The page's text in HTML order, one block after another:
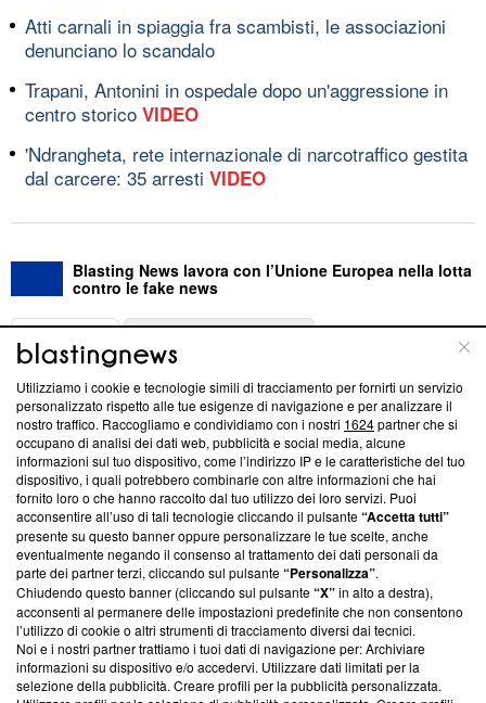
Atti carnali in spiaggia fra scambisti, le associazioni
denunciano lo scandalo
Trapani, Antonini in ospedale dopo un'aggressione in
centro storico VIDEO
'Ndrangheta, rete internazionale di narcotraffico gestita
dal carcere: 35 arresti VIDEO
Blasting News lavora con l’Unione Europea nella lotta
contro le fake news
ABOUT
Questa sezione offre informazioni trasparenti su Blasting
News, sui nostri processi editoriali e su come ci impegniamo a
creare news di qualità. Inoltre, afferma la nostra aderenza a
‘Trust Project - News with Integrity’Blasting News non è
ancora membro del programma, ma ha richiesto di farne
parte; Trust Project non ha ancora effettuato una verifica di
conformità agli standard.
Su di noi
Team editoriale
Corporate
Redazione
Utilizziamo i cookie e tecnologie simili di tracciamento per fornirti un servizio
personalizzato rispetto alle tue esigenze di navigazione e per analizzare il
nostro traffico. Raccogliamo e condividiamo con i nostri 1624partner che si
occupano di analisi dei dati web, pubblicità e social media, alcune
informazioni sul tuo dispositivo, come l’indirizzo IP e le caratteristiche del tuo
dispositivo, i quali potrebbero combinarle con altre informazioni che hai
fornito loro o che hanno raccolto dal tuo utilizzo dei loro servizi. Puoi
acconsentire all’uso di tali tecnologie cliccando il pulsante“Accetta tutti”
presente su questo banner oppure personalizzare le tue scelte, anche
eventualmente negando il consenso al trattamento dei dati personali da
parte dei partner terzi, cliccando sul pulsante“Personalizza”.
Chiudendo questo banner (cliccando sul pulsante“X”in alto a destra),
acconsenti al permanere delle impostazioni predefinite che non consentono
l’utilizzo di cookie o altri strumenti di tracciamento diversi dai tecnici.
Noi e i nostri partner trattiamo i tuoi dati di navigazione per: Archiviare
informazioni su dispositivo e/o accedervi. Utilizzare dati limitati per la
selezione della pubblicità. Creare profili per la pubblicità personalizzata.